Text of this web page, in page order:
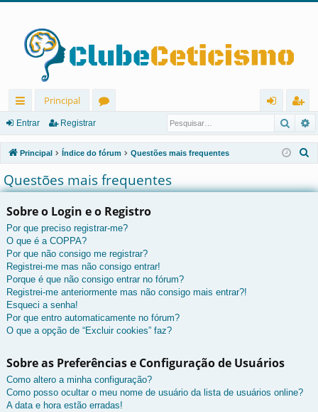
in
ks
rá
pi
d
os
Principal
u
ns
ra
r
eg
ist
ra
r
Entrar Registrar
Principal Índice do fórum Questões mais frequentes
Questões mais frequentes
Sobre o Login e o Registro
Por que preciso registrar-me?
O que é a COPPA?
Por que não consigo me registrar?
Registrei-me mas não consigo entrar!
Porque é que não consigo entrar no fórum?
Registrei-me anteriormente mas não consigo mais entrar?!
Esqueci a senha!
Por que entro automaticamente no fórum?
O que a opção de “Excluir cookies” faz?
Sobre as Preferências e Configuração de Usuários
Como altero a minha configuração?
Como posso ocultar o meu nome de usuário da lista de usuários online?
A data e hora estão erradas!